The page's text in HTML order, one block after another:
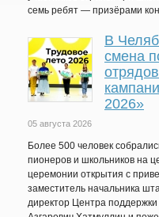
семь ребят — призёрами
В
смена
2026»
05 августа 2026
Более 500 человек
пионеров и школьников на
церемонии открытия с
заместитель начальника
директор Центра